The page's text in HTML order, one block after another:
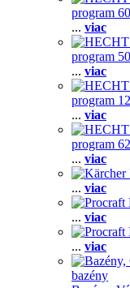
program
... viac
program
... viac
program
... viac
program
... viac
... viac
... viac
... viac
bazény